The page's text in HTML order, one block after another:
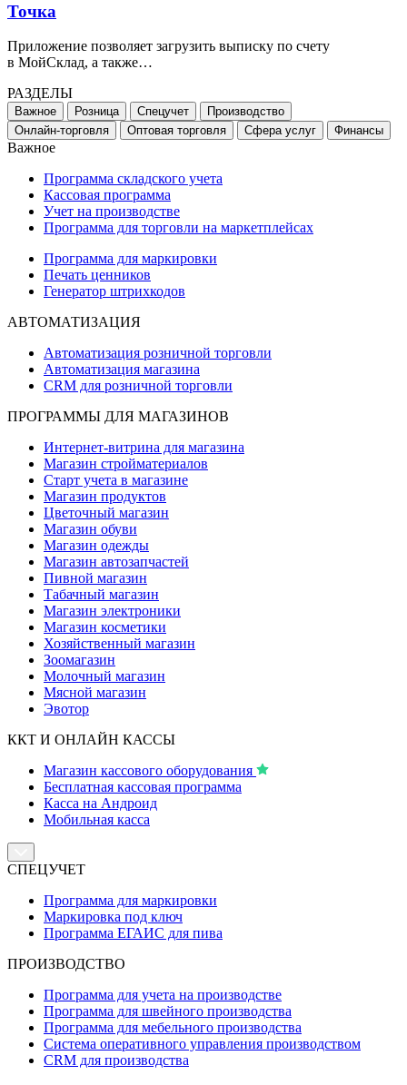
Точка
Приложение позволяет загрузить выписку по счету
в МойСклад, а также…
РАЗДЕЛЫ
Важное Розница Спецучет
Производство
Онлайн-торговля
Оптовая торговля Сфера услуг Финансы
Важное
Программа складского учета
Кассовая программа
Учет на производстве
Программа для торговли на маркетплейсах
Программа для маркировки
Печать ценников
Генератор штрихкодов
АВТОМАТИЗАЦИЯ
Автоматизация розничной торговли
Автоматизация магазина
CRM для розничной торговли
ПРОГРАММЫ ДЛЯ МАГАЗИНОВ
Интернет-витрина для магазина
Магазин стройматериалов
Старт учета в магазине
Магазин продуктов
Цветочный магазин
Магазин обуви
Магазин одежды
Магазин автозапчастей
Пивной магазин
Табачный магазин
Магазин электроники
Магазин косметики
Хозяйственный магазин
Зоомагазин
Молочный магазин
Мясной магазин
Эвотор
ККТ И ОНЛАЙН КАССЫ
Магазин кассового оборудования
Бесплатная кассовая программа
Касса на Андроид
Мобильная касса
СПЕЦУЧЕТ
Программа для маркировки
Маркировка под ключ
Программа ЕГАИС для пива
ПРОИЗВОДСТВО
Программа для учета на производстве
Программа для швейного производства
Программа для мебельного производства
Система оперативного управления производством
CRM для производства